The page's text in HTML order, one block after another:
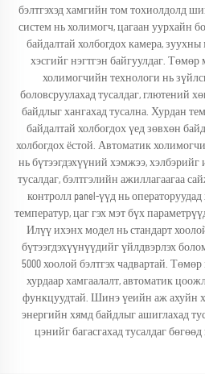
бэлтгэхэд хамгийн том тохиолдолд
систем нь холимогч, цагаан уурхайн
байдалтай холбогдох камера,
хэсгийг нэгтгэн байгуулдаг.
холимогчийн технологи нь
боловсруулахад тусалдаг, глютений
байдлыг хангахад тусална. Хурдан
байдалтай холбогдох үед зөвхөн
холбогдох ёстой. Автоматик
нь бүтээгдэхүүний хэмжээ, хэлбэрийг
тусалдаг, бэлтгэлийн ажиллагаагаа
контролл panel-үүд нь
температур, цаг гэх мэт бүх
Илүү ихэнх модел нь стандарт
бүтээгдэхүүнүүдийг үйлдвэрлэх
5000 хоолой бэлтгэх чадвартай.
хурдаар хамгаалалт, автоматик
функцуудтай. Шинэ үеийн аж ахуйн
энергийн хямд байдлыг ашиглахад
цэнийг багасгахад тусалдаг